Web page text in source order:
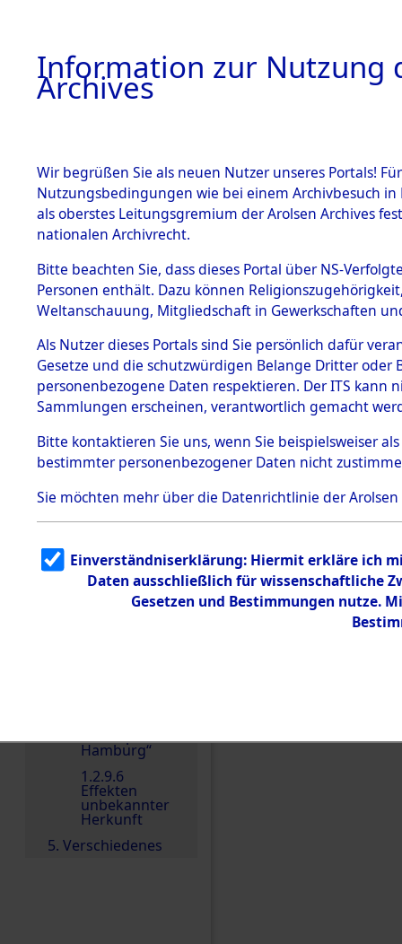
BESTÄNDE
1.
Inhaftierungsdoku
mente
1.2.9 Beim ITS
Effekten
1.2.9.1
Effekten aus
dem KZ
Dachau
1.2.9.2
Effekten aus
dem KZ
Bayerisches
1.2.9.3
Effekten aus
dem KZ
Neuengamm
Hamburg“
1.2.9.6
Effekten
unbekannter
Herkunft
5. Verschiedenes
0008
Information zur Nutzung
Archives
Wir begrüßen Sie als neuen Nutzer unseres Portals!
Nutzungsbedingungen wie bei einem Archivbesuch
als oberstes Leitungsgremium der Arolsen Archives
nationalen Archivrecht.
Bitte beachten Sie, dass dieses Portal über NS-
Personen enthält. Dazu können
Weltanschauung, Mitgliedschaft in Gewerkschaften
Als Nutzer dieses Portals sind Sie persönlich dafür
Gesetze und die schutzwürdigen Belange Dritter
personenbezogene Daten respektieren. Der ITS
Sammlungen erscheinen, verantwortlich gemacht
Bitte kontaktieren Sie uns, wenn Sie beispielsweiser
bestimmter personenbezogener Daten nicht
Sie möchten mehr über die Datenrichtlinie der Arolsen
Einverständniserklärung: Hiermit erkläre ich
Daten ausschließlich für wissenschaftliche
Gesetzen und Bestimmungen nutze.